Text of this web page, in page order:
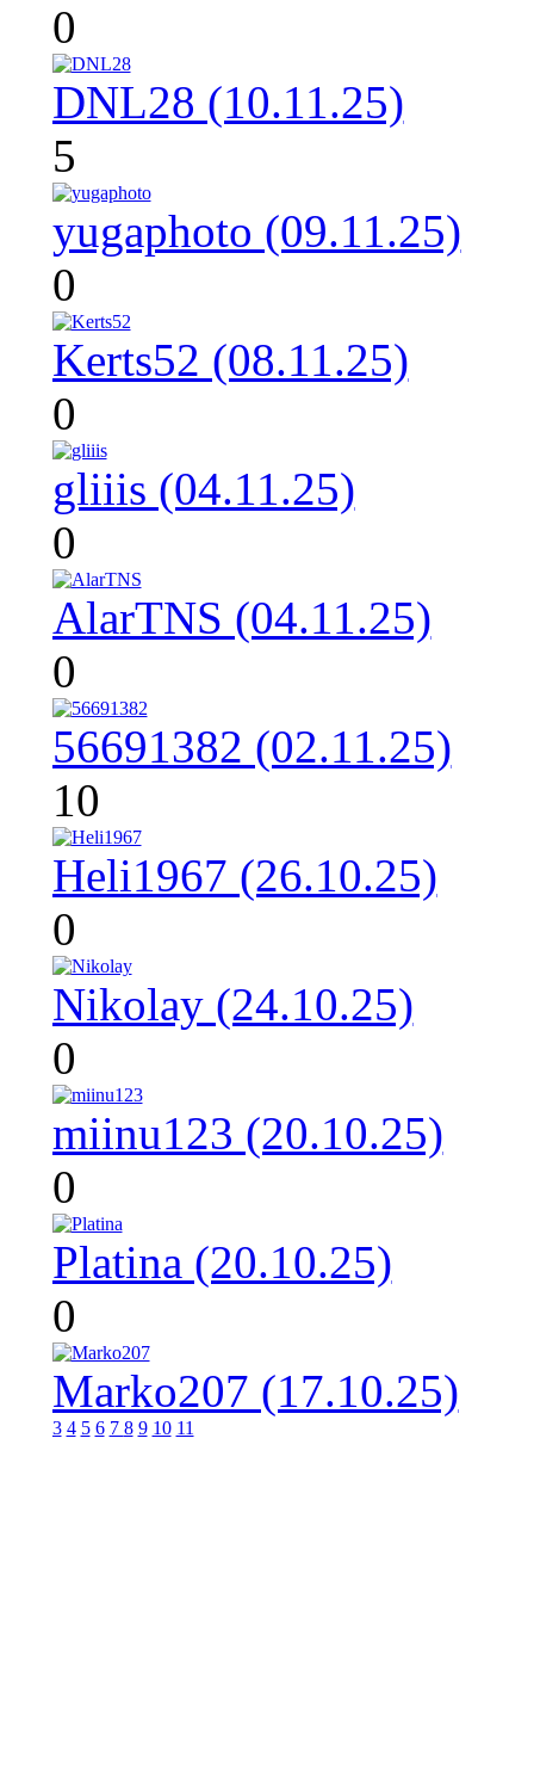
0
DNL28 (10.11.25)
5
yugaphoto (09.11.25)
0
Kerts52 (08.11.25)
0
gliiis (04.11.25)
0
AlarTNS (04.11.25)
0
56691382 (02.11.25)
10
Heli1967 (26.10.25)
0
Nikolay (24.10.25)
0
miinu123 (20.10.25)
0
Platina (20.10.25)
0
Marko207 (17.10.25)
3 4 5 6 7 8 9 10 11